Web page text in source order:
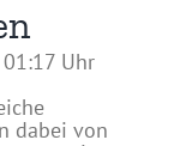
Uhr
dabei von